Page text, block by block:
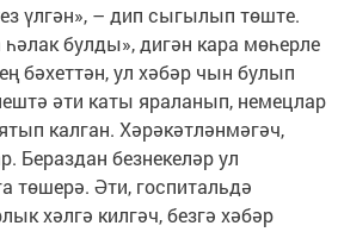
үлгән», – дип сыгылып төште.
булды», дигән кара мөһерле
бәхеттән, ул хәбәр чын булып
әти каты яраланып, немецлар
калган. Хәрәкәтләнмәгәч,
Бераздан безнекеләр ул
төшерә. Әти, госпитальдә
хәлгә килгәч, безгә хәбәр